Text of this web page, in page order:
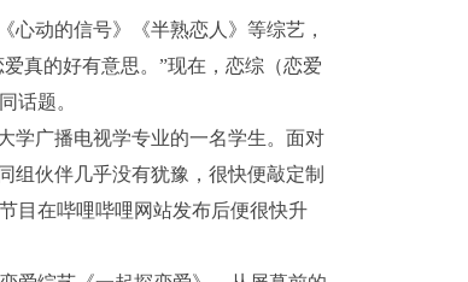
动的信号》《半熟恋人》等综艺，
真的好有意思。”现在，恋综（恋爱
话题。
广播电视学专业的一名学生。面对
组伙伴几乎没有犹豫，很快便敲定制
目在哔哩哔哩网站发布后便很快升